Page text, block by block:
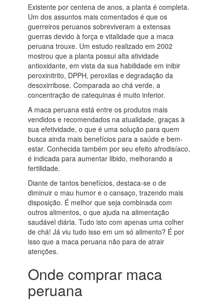
Existente por centena de anos, a planta é completa.
Um dos assuntos mais comentados é que os
guerreiros peruanos sobreviveram a extensas
guerras devido à força e vitalidade que a maca
peruana trouxe. Um estudo realizado em 2002
mostrou que a planta possui alta atividade
antioxidante, em vista da sua habilidade em inibir
peroxinitrito, DPPH, peroxilas e degradação da
desoxirribose. Comparada ao chá verde, a
concentração de catequinas é muito inferior.
A maca peruana está entre os produtos mais
vendidos e recomendados na atualidade, graças à
sua efetividade, o que é uma solução para quem
busca ainda mais benefícios para a saúde e bem-
estar. Conhecida também por seu efeito afrodisíaco,
é indicada para aumentar libido, melhorando a
fertilidade.
Diante de tantos benefícios, destaca-se o de
diminuir o mau humor e o cansaço, trazendo mais
disposição. É melhor que seja combinada com
outros alimentos, o que ajuda na alimentação
saudável diária. Tudo isto com apenas uma colher
de chá! Já viu tudo isso em um só alimento? É por
isso que a maca peruana não para de atrair
atenções.
Onde comprar maca
peruana